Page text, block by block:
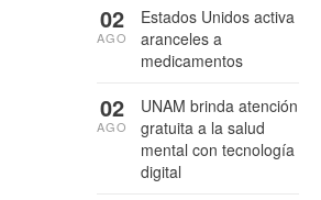
Estados Unidos activa
aranceles a
medicamentos
02
AGO
UNAM brinda atención
gratuita a la salud
mental con tecnología
digital
02
AGO